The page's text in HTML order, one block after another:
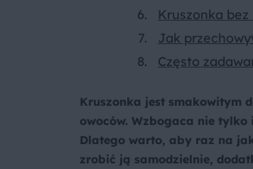
Kruszonka
Jak
Często
Kruszonka jest smakowitym
owoców. Wzbogaca nie
Dlatego warto, aby raz na
zrobić ją samodzielnie,